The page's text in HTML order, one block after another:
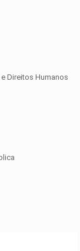
Direitos Humanos